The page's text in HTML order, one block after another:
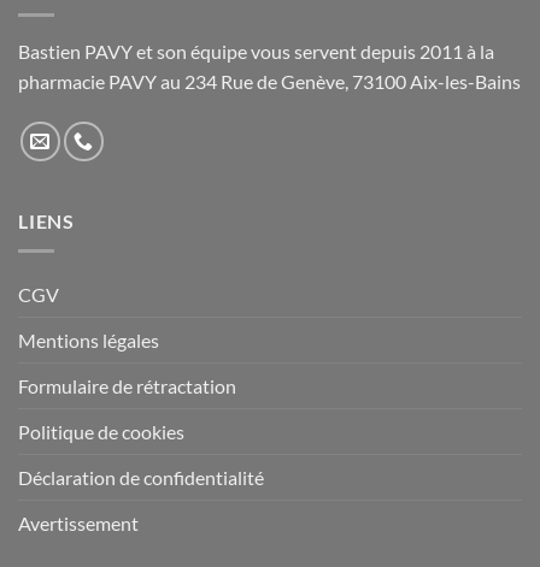
options
être
choisies
la
page
produit
être
choisies
Bastien PAVY et son équipe vous servent depuis 2011 à la
pharmacie PAVY au 234 Rue de Genève, 73100 Aix-les-Bains
LIENS
CGV
Mentions légales
Formulaire de rétractation
Politique de cookies
Déclaration de confidentialité
Avertissement